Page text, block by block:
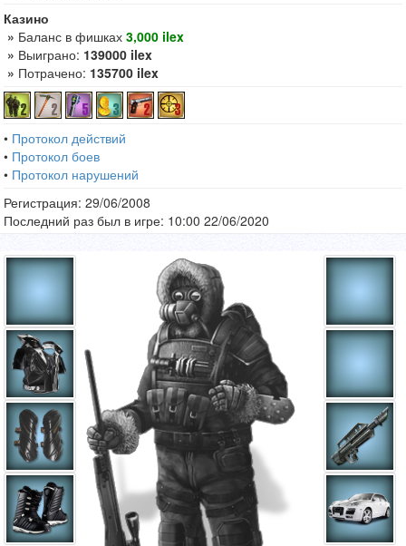
Казино
» Баланс в фишках 3,000 ilex
» Выиграно: 139000 ilex
» Потрачено: 135700 ilex
• Протокол действий
• Протокол боев
• Протокол нарушений
Регистрация: 29/06/2008
Последний раз был в игре: 10:00 22/06/2020